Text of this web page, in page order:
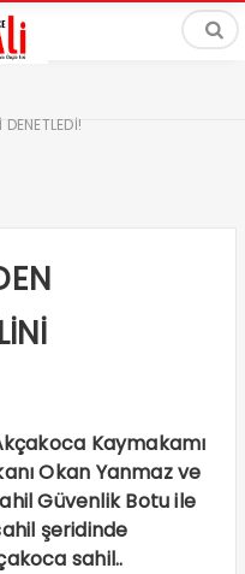
Kaymakamı
Okan Yanmaz ve
Güvenlik Botu ile
şeridinde
sahil..